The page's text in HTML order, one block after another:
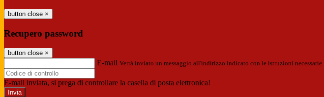
button close ×
Recupero password
button close ×
E-mail Verrà inviato un messaggio all'indirizzo indicato con le istruzioni necessarie.
E-mail inviata, si prega di controllare la casella di posta elettronica!